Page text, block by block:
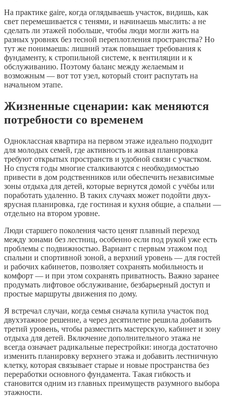
На практике gaire, когда оглядываешь участок, видишь, как
свет перемешивается с тенями, и начинаешь мыслить: а не
сделать ли этажей побольше, чтобы люди могли жить на
разных уровнях без тесной переплотления пространства? Но
тут же понимаешь: лишний этаж повышает требования к
фундаменту, к стропильной системе, к вентиляции и к
обслуживанию. Поэтому баланс между желаемым и
возможным — вот тот узел, который стоит распутать на
начальном этапе.
Жизненные сценарии: как меняются
потребности со временем
Одноклассная квартира на первом этаже идеально подходит
для молодых семей, где активность и живая планировка
требуют открытых пространств и удобной связи с участком.
Но спустя годы многие сталкиваются с необходимостью
привести в дом родственников или обеспечить независимые
зоны отдыха для детей, которые вернутся домой с учёбы или
поработать удаленно. В таких случаях может подойти двух­
ярусная планировка, где гостиная и кухня общие, а спальни —
отдельно на втором уровне.
Люди старшего поколения часто ценят плавный переход
между зонами без лестниц, особенно если под рукой уже есть
проблемы с подвижностью. Вариант с первым этажом под
спальни и спортивной зоной, а верхний уровень — для гостей
и рабочих кабинетов, позволяет сохранять мобильность и
комфорт — и при этом сохранять приватность. Важно заранее
продумать лифтовое обслуживание, безбарьерный доступ и
простые маршруты движения по дому.
Я встречал случаи, когда семья сначала купила участок под
двухэтажное решение, а через десятилетие решила добавить
третий уровень, чтобы разместить мастерскую, кабинет и зону
отдыха для детей. Включение дополнительного этажа не
всегда означает радикальные перестройки: иногда достаточно
изменить планировку верхнего этажа и добавить лестничную
клетку, которая связывает старые и новые пространства без
переработки основного фундамента. Такая гибкость и
становится одним из главных преимуществ разумного выбора
этажности.